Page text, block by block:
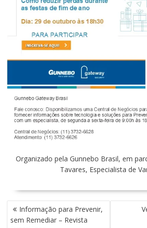
Organizado pela Gunnebo Brasil, em
Tavares, Especialista de
NAVEGAÇÃO
DE Informação para Prevenir,
sem Remediar – Revista